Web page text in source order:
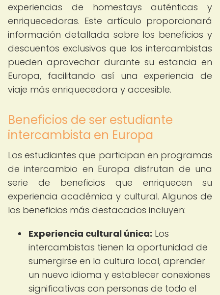
experiencias de homestays auténticas y
enriquecedoras. Este artículo proporcionará
información detallada sobre los beneficios y
descuentos exclusivos que los intercambistas
pueden aprovechar durante su estancia en
Europa, facilitando así una experiencia de
viaje más enriquecedora y accesible.
Beneficios de ser estudiante
intercambista en Europa
Los estudiantes que participan en programas
de intercambio en Europa disfrutan de una
serie de beneficios que enriquecen su
experiencia académica y cultural. Algunos de
los beneficios más destacados incluyen:
Experiencia cultural única: Los
intercambistas tienen la oportunidad de
sumergirse en la cultura local, aprender
un nuevo idioma y establecer conexiones
significativas con personas de todo el